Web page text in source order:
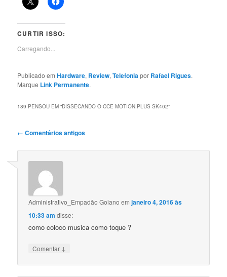
CURTIR ISSO:
Carregando...
Publicado emHardware, Review,Telefoniapor Rafael Rigues.
Marque Link Permanente.
189 PENSOU EM “DISSECANDO O CCE MOTION.PLUS SK402”
Navegação
comentários
← Comentários antigos
Administrativo_Empadão Goiano emjaneiro 4, 2016 às
10:33 am disse:
como coloco musica como toque ?
Comentar ↓